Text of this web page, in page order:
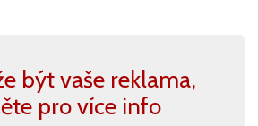
být vaše reklama,
pro více info